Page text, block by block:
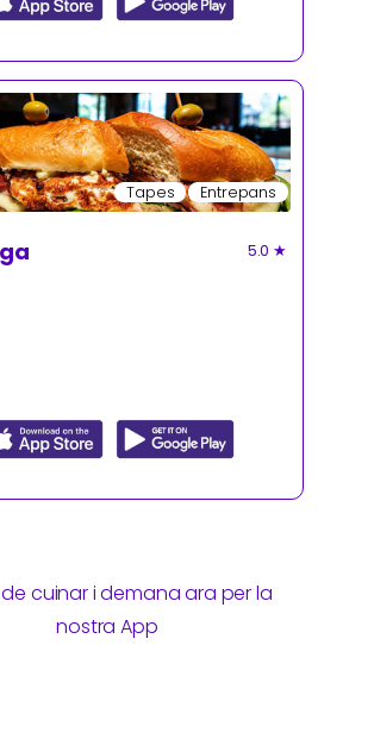
Tapes Entrepans
5.0 ★
cuinar i demana ara per la
nostra App